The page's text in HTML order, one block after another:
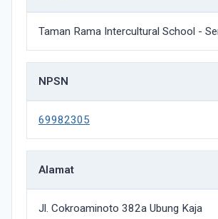
Taman Rama Intercultural School -
NPSN
69982305
Alamat
Jl. Cokroaminoto 382a Ubung Kaja